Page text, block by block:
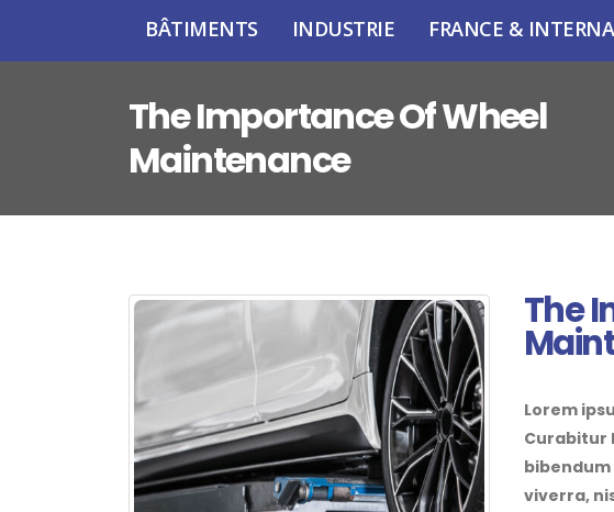
BÂTIMENTS INDUSTRIE FRANCE &
The Importance Of Wheel
Maintenance
The
Lorem
Curabitur
viverra,